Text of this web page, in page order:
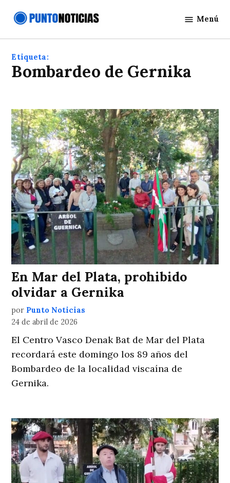
Noticias
Menú
Etiqueta:
Bombardeo de Gernika
En Mar del Plata, prohibido
olvidar a Gernika
por Punto Noticias
24 de abril de 2026
El Centro Vasco Denak Bat de Mar del Plata
recordará este domingo los 89 años del
Bombardeo de la localidad viscaína de
Gernika.